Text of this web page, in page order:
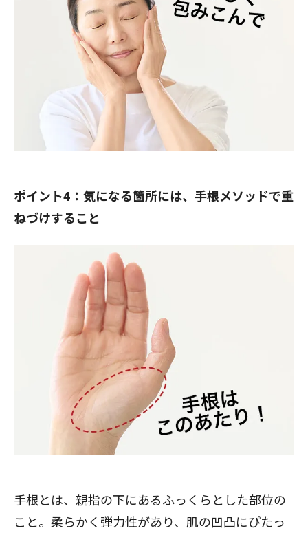
ポイント4：気になる箇所には、手根メソッドで重
ねづけすること
手根とは、親指の下にあるふっくらとした部位の
こと。柔らかく弾力性があり、肌の凹凸にぴたっ